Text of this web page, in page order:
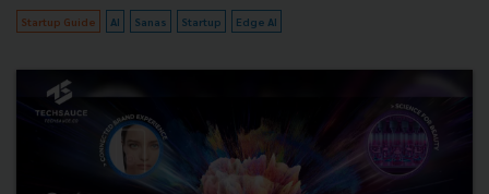
Startup Guide AI Sanas Startup Edge AI